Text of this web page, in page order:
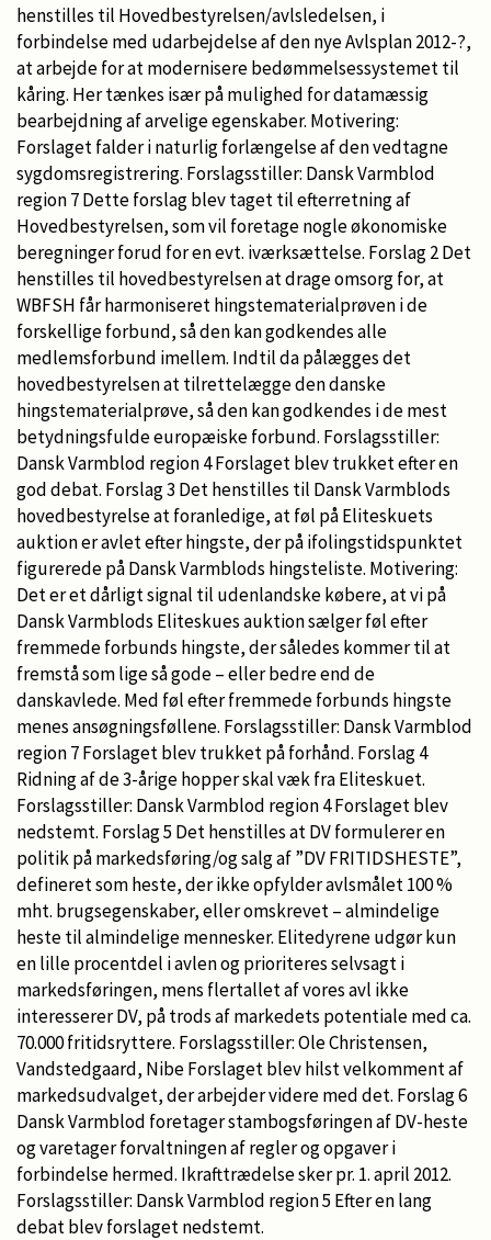
henstilles til Hovedbestyrelsen/avlsledelsen, i
forbindelse med udarbejdelse af den nye Avlsplan 2012-?,
at arbejde for at modernisere bedømmelsessystemet til
kåring. Her tænkes især på mulighed for datamæssig
bearbejdning af arvelige egenskaber. Motivering:
Forslaget falder i naturlig forlængelse af den vedtagne
sygdomsregistrering. Forslagsstiller: Dansk Varmblod
region 7 Dette forslag blev taget til efterretning af
Hovedbestyrelsen, som vil foretage nogle økonomiske
beregninger forud for en evt. iværksættelse. Forslag 2 Det
henstilles til hovedbestyrelsen at drage omsorg for, at
WBFSH får harmoniseret hingstematerialprøven i de
forskellige forbund, så den kan godkendes alle
medlemsforbund imellem. Indtil da pålægges det
hovedbestyrelsen at tilrettelægge den danske
hingstematerialprøve, så den kan godkendes i de mest
betydningsfulde europæiske forbund. Forslagsstiller:
Dansk Varmblod region 4 Forslaget blev trukket efter en
god debat. Forslag 3 Det henstilles til Dansk Varmblods
hovedbestyrelse at foranledige, at føl på Eliteskuets
auktion er avlet efter hingste, der på ifolingstidspunktet
figurerede på Dansk Varmblods hingsteliste. Motivering:
Det er et dårligt signal til udenlandske købere, at vi på
Dansk Varmblods Eliteskues auktion sælger føl efter
fremmede forbunds hingste, der således kommer til at
fremstå som lige så gode – eller bedre end de
danskavlede. Med føl efter fremmede forbunds hingste
menes ansøgningsføllene. Forslagsstiller: Dansk Varmblod
region 7 Forslaget blev trukket på forhånd. Forslag 4
Ridning af de 3-årige hopper skal væk fra Eliteskuet.
Forslagsstiller: Dansk Varmblod region 4 Forslaget blev
nedstemt. Forslag 5 Det henstilles at DV formulerer en
politik på markedsføring/og salg af ”DV FRITIDSHESTE”,
defineret som heste, der ikke opfylder avlsmålet 100 %
mht. brugsegenskaber, eller omskrevet – almindelige
heste til almindelige mennesker. Elitedyrene udgør kun
en lille procentdel i avlen og prioriteres selvsagt i
markedsføringen, mens flertallet af vores avl ikke
interesserer DV, på trods af markedets potentiale med ca.
70.000 fritidsryttere. Forslagsstiller: Ole Christensen,
Vandstedgaard, Nibe Forslaget blev hilst velkomment af
markedsudvalget, der arbejder videre med det. Forslag 6
Dansk Varmblod foretager stambogsføringen af DV-heste
og varetager forvaltningen af regler og opgaver i
forbindelse hermed. Ikrafttrædelse sker pr. 1. april 2012.
Forslagsstiller: Dansk Varmblod region 5 Efter en lang
debat blev forslaget nedstemt.